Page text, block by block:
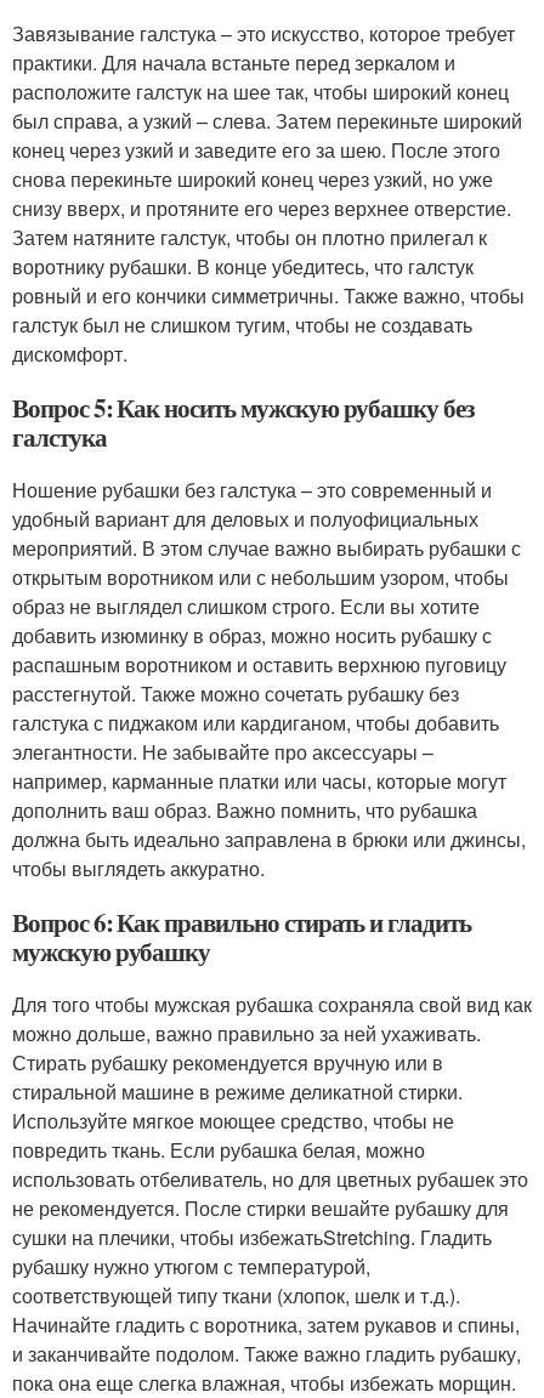
Завязывание галстука – это искусство, которое требует
практики. Для начала встаньте перед зеркалом и
расположите галстук на шее так, чтобы широкий конец
был справа, а узкий – слева. Затем перекиньте широкий
конец через узкий и заведите его за шею. После этого
снова перекиньте широкий конец через узкий, но уже
снизу вверх, и протяните его через верхнее отверстие.
Затем натяните галстук, чтобы он плотно прилегал к
воротнику рубашки. В конце убедитесь, что галстук
ровный и его кончики симметричны. Также важно, чтобы
галстук был не слишком тугим, чтобы не создавать
дискомфорт.
Вопрос 5: Как носить мужскую рубашку без
галстука
Ношение рубашки без галстука – это современный и
удобный вариант для деловых и полуофициальных
мероприятий. В этом случае важно выбирать рубашки с
открытым воротником или с небольшим узором, чтобы
образ не выглядел слишком строго. Если вы хотите
добавить изюминку в образ, можно носить рубашку с
распашным воротником и оставить верхнюю пуговицу
расстегнутой. Также можно сочетать рубашку без
галстука с пиджаком или кардиганом, чтобы добавить
элегантности. Не забывайте про аксессуары –
например, карманные платки или часы, которые могут
дополнить ваш образ. Важно помнить, что рубашка
должна быть идеально заправлена в брюки или джинсы,
чтобы выглядеть аккуратно.
Вопрос 6: Как правильно стирать и гладить
мужскую рубашку
Для того чтобы мужская рубашка сохраняла свой вид как
можно дольше, важно правильно за ней ухаживать.
Стирать рубашку рекомендуется вручную или в
стиральной машине в режиме деликатной стирки.
Используйте мягкое моющее средство, чтобы не
повредить ткань. Если рубашка белая, можно
использовать отбеливатель, но для цветных рубашек это
не рекомендуется. После стирки вешайте рубашку для
сушки на плечики, чтобы избежатьStretching. Гладить
рубашку нужно утюгом с температурой,
соответствующей типу ткани (хлопок, шелк и т.д.).
Начинайте гладить с воротника, затем рукавов и спины,
и заканчивайте подолом. Также важно гладить рубашку,
пока она еще слегка влажная, чтобы избежать морщин.